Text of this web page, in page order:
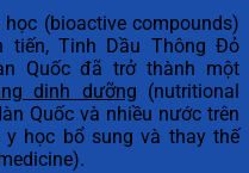
(bioactive compounds)
tiến, Tinh Dầu Thông Đỏ
Quốc đã trở thành một
dinh dưỡng (nutritional
Quốc và nhiều nước trên
học bổ sung và thay thế